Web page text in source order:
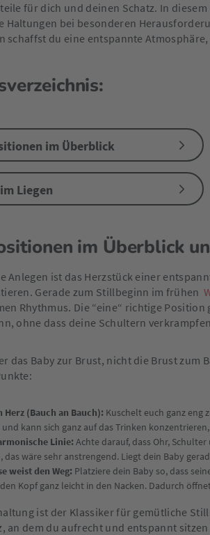
für dich und deinen Schatz. In
Haltungen bei besonderen
schaffst du eine entspannte
im Überblick
Liegen
im Überblick
Anlegen ist das Herzstück einer
Gerade zum Stillbeginn im frühen
Rhythmus. Die “eine“ richtige
ohne dass deine Schultern
das Baby zur Brust, nicht die Brust zum
Herz (Bauch an Bauch): Kuschelt euch ganz eng
und kann sich ganz auf das Trinken
Linie: Achte darauf, dass Ohr,
das wäre sehr anstrengend. Liegt dein Baby
weist den Weg: Platziere dein Baby so, dass
Kopf ganz leicht in den Nacken. Dadurch
ist der Klassiker für gemütliche
an dem du aufrecht und entspannt